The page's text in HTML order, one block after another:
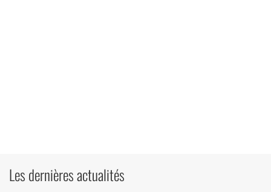
Les dernières actualités